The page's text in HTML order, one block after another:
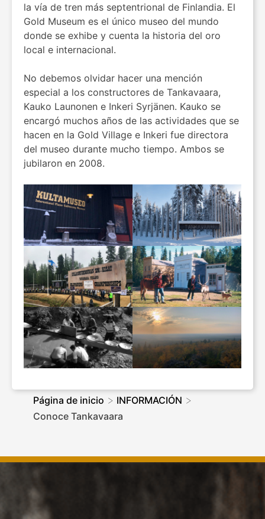
la vía de tren más septentrional de Finlandia. El
Gold Museum es el único museo del mundo
donde se exhibe y cuenta la historia del oro
local e internacional.
No debemos olvidar hacer una mención
especial a los constructores de Tankavaara,
Kauko Launonen e Inkeri Syrjänen. Kauko se
encargó muchos años de las actividades que se
hacen en la Gold Village e Inkeri fue directora
del museo durante mucho tiempo. Ambos se
jubilaron en 2008.
Página de inicio > INFORMACIÓN >
Conoce Tankavaara